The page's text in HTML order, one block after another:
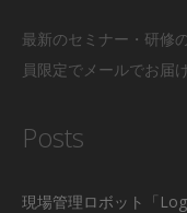
最新のセミナー・研修
員限定でメールでお届
Posts
現場管理ロボット「